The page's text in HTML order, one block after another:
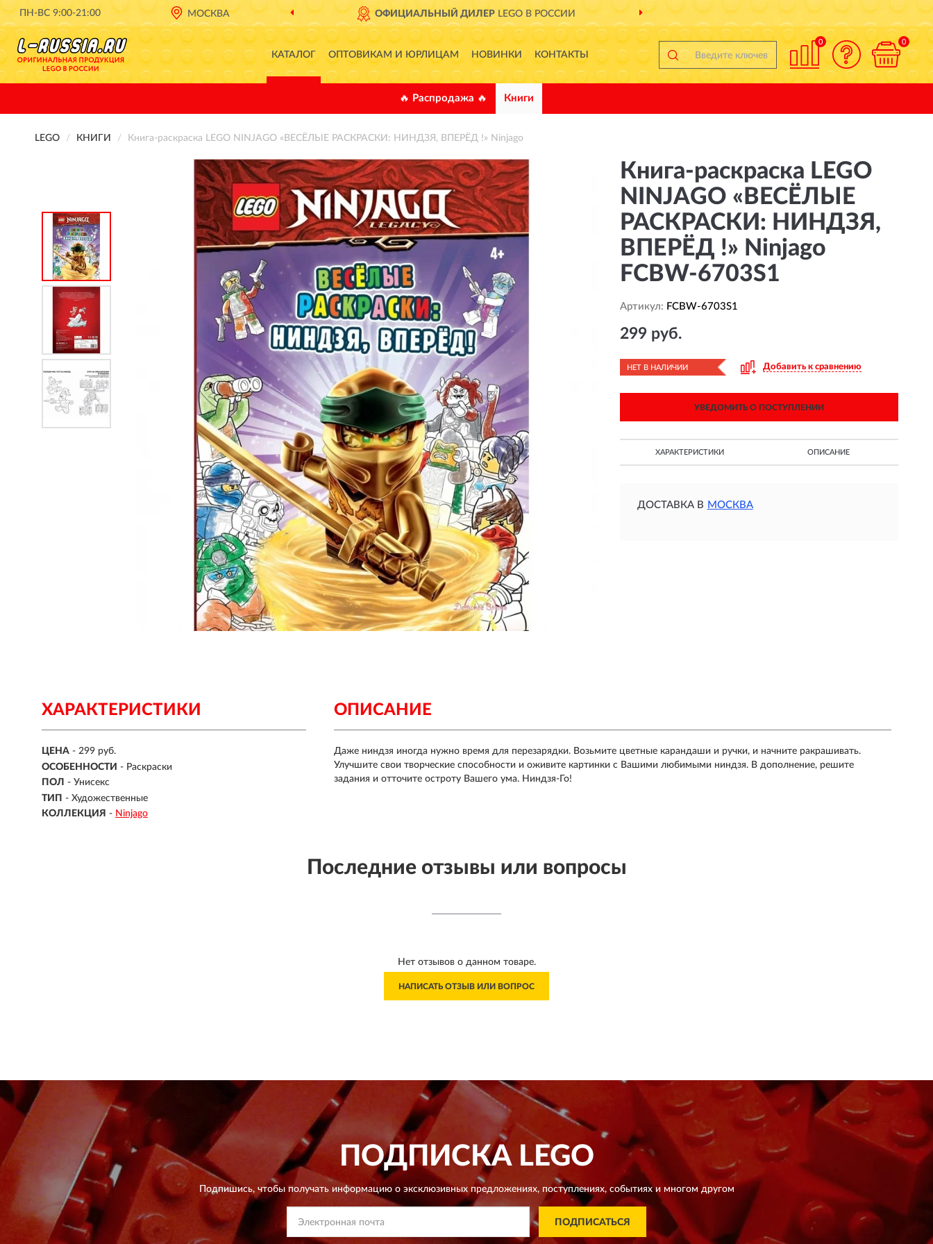
ПН-ВС 9:00-21:00 МОСКВА ОФИЦИАЛЬНЫЙ ДИЛЕР LEGO В РОССИИ ДОСТАВИМПО ВСЕЙ РОССИИ
КАТАЛОГ ОПТОВИКАМ И ЮРЛИЦАМ НОВИНКИ КОНТАКТЫ
0 0
🔥 Распродажа 🔥 Книги
LEGO КНИГИ Книга-раскраска LEGO NINJAGO «ВЕСЁЛЫЕ РАСКРАСКИ: НИНДЗЯ, ВПЕРЁД !» Ninjago
Книга-раскраска LEGO
NINJAGO «ВЕСЁЛЫЕ
РАСКРАСКИ: НИНДЗЯ,
ВПЕРЁД !» Ninjago
FCBW-6703S1
Артикул: FCBW-6703S1
299 руб.
НЕТ В НАЛИЧИИ Добавить к сравнению
УВЕДОМИТЬ О ПОСТУПЛЕНИИ
ХАРАКТЕРИСТИКИ ОПИСАНИЕ
ДОСТАВКА В МОСКВА
ХАРАКТЕРИСТИКИ
ЦЕНА - 299 руб.
ОСОБЕННОСТИ - Раскраски
ПОЛ - Унисекс
ТИП - Художественные
КОЛЛЕКЦИЯ - Ninjago
ОПИСАНИЕ
Даже ниндзя иногда нужно время для перезарядки. Возьмите цветные карандаши и ручки, и начните ракрашивать.
Улучшите свои творческие способности и оживите картинки с Вашими любимыми ниндзя. В дополнение, решите
задания и отточите остроту Вашего ума. Ниндзя-Го!
Последние отзывы или вопросы
Нет отзывов о данном товаре.
НАПИСАТЬ ОТЗЫВ ИЛИ ВОПРОС
ПОДПИСКАLEGO
Подпишись, чтобы получать информацию о эксклюзивных предложениях,поступлениях, событиях и многом другом
ПОДПИСАТЬСЯ